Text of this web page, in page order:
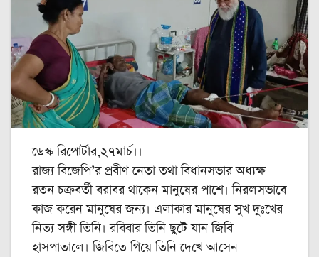
ডেস্ক রিপোর্টার,২৭মার্চ।।
রাজ্য বিজেপি’র প্রবীণ নেতা তথা বিধানসভার অধ্যক্ষ
রতন চক্রবর্তী বরাবর থাকেন মানুষের পাশে। নিরলসভাবে
কাজ করেন মানুষের জন্য। এলাকার মানুষের সুখ দুঃখের
নিত্য সঙ্গী তিনি। রবিবার তিনি ছুটে যান জিবি
হাসপাতালে। জিবিতে গিয়ে তিনি দেখে আসেন